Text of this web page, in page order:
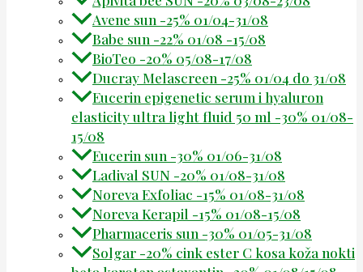
Avene sun -25% 01/04-31/08
Babe sun -22% 01/08 -15/08
BioTeo -20% 05/08-17/08
Ducray Melascreen -25% 01/04 do 31/08
Eucerin epigenetic serum i hyaluron
elasticity ultra light fluid 50 ml -30% 01/08-
15/08
Eucerin sun -30% 01/06-31/08
Ladival SUN -20% 01/08-31/08
Noreva Exfoliac -15% 01/08-31/08
Noreva Kerapil -15% 01/08-15/08
Pharmaceris sun -30% 01/05-31/08
Solgar -20% cink ester C kosa koža nokti